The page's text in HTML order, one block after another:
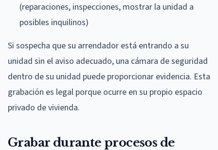
(reparaciones, inspecciones, mostrar la unidad a
posibles inquilinos)
Si sospecha que su arrendador está entrando a su
unidad sin el aviso adecuado, una cámara de seguridad
dentro de su unidad puede proporcionar evidencia. Esta
grabación es legal porque ocurre en su propio espacio
privado de vivienda.
Grabar durante procesos de